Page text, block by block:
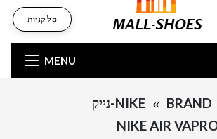
MENU
סל קניות
BRAND
NIKE-נייק
NIKE AIR